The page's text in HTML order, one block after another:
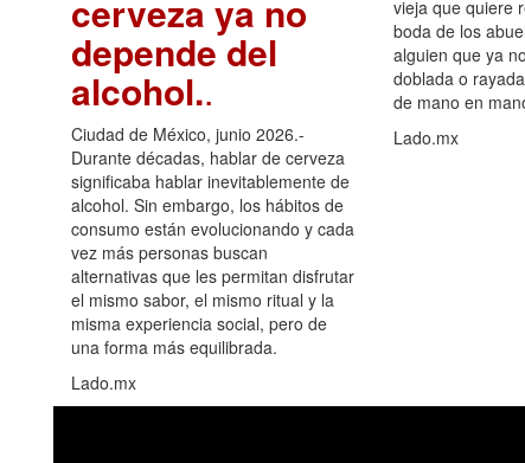
cerveza ya no
depende del
alcohol..
Ciudad de México, junio 2026.-
Durante décadas, hablar de cerveza
significaba hablar inevitablemente de
alcohol. Sin embargo, los hábitos de
consumo están evolucionando y cada
vez más personas buscan
alternativas que les permitan disfrutar
el mismo sabor, el mismo ritual y la
misma experiencia social, pero de
una forma más equilibrada.
Lado.mx
vieja que quiere
boda de los
alguien que ya
doblada o
de mano en
Lado.mx